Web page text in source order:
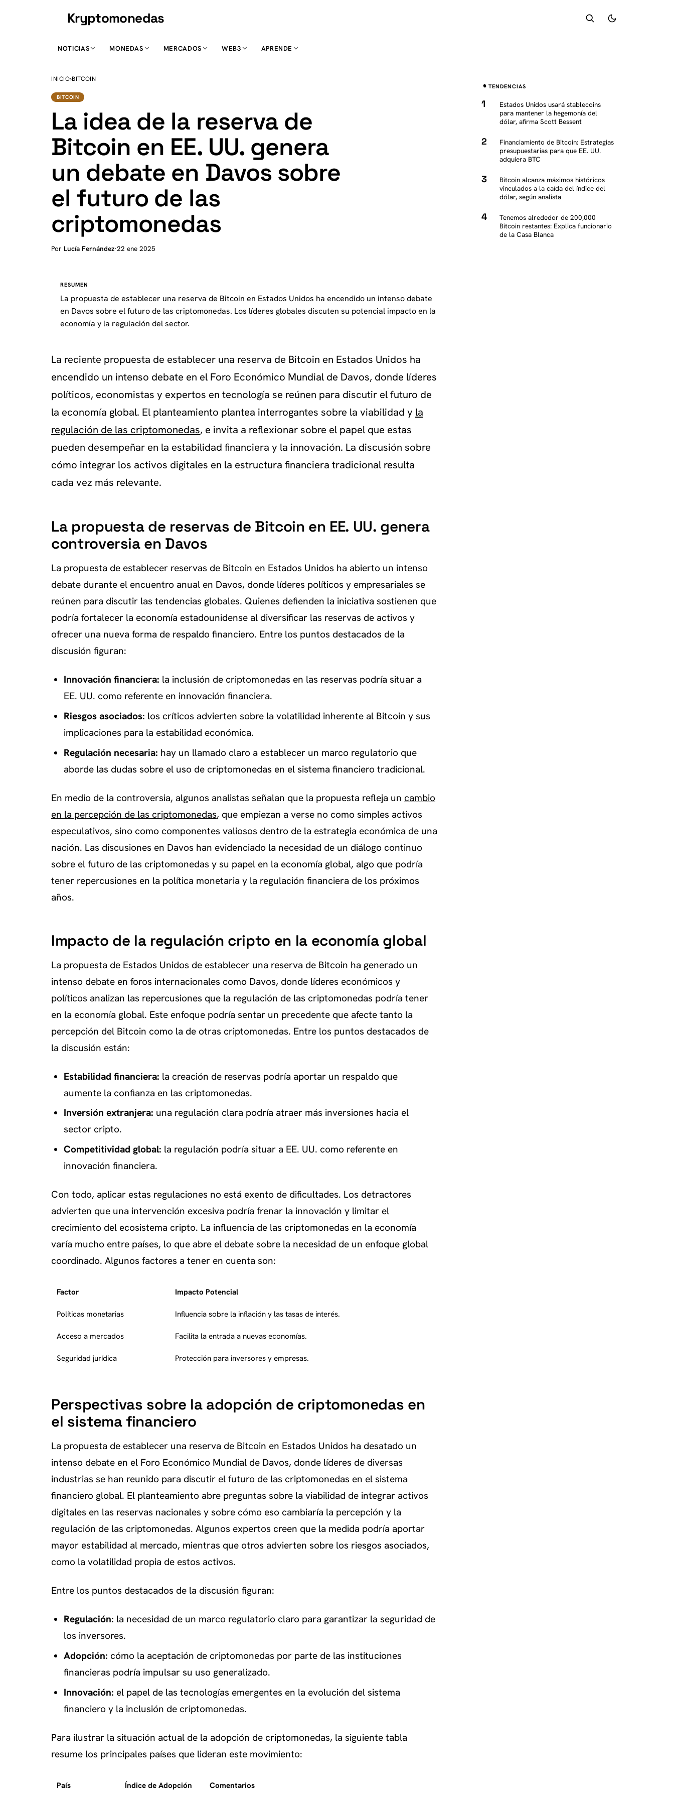
Kryptomonedas
NOTICIAS MONEDAS MERCADOS WEB3 APRENDE
INICIO›BITCOIN
BITCOIN
La idea de la reserva de
Bitcoin en EE. UU. genera
un debate en Davos sobre
el futuro de las
criptomonedas
Por Lucía Fernández·22 ene 2025
RESUMEN
La propuesta de establecer una reserva de Bitcoin en Estados Unidos ha encendido un intenso debate
en Davos sobre el futuro de las criptomonedas. Los líderes globales discuten su potencial impacto en la
economía y la regulación del sector.
La reciente propuesta de establecer una reserva de Bitcoin en Estados Unidos ha
encendido un intenso debate en el Foro Económico Mundial de Davos, donde líderes
políticos, economistas y expertos en tecnología se reúnen para discutir el futuro de
la economía global. El planteamiento plantea interrogantes sobre la viabilidad y la
regulación de las criptomonedas, e invita a reflexionar sobre el papel que estas
pueden desempeñar en la estabilidad financiera y la innovación. La discusión sobre
cómo integrar los activos digitales en la estructura financiera tradicional resulta
cada vez más relevante.
La propuesta de reservas de Bitcoin en EE. UU. genera
controversia en Davos
La propuesta de establecer reservas de Bitcoin en Estados Unidos ha abierto un intenso
debate durante el encuentro anual en Davos, donde líderes políticos y empresariales se
reúnen para discutir las tendencias globales. Quienes defienden la iniciativa sostienen que
podría fortalecer la economía estadounidense al diversificar las reservas de activos y
ofrecer una nueva forma de respaldo financiero. Entre los puntos destacados de la
discusión figuran:
Innovación financiera: la inclusión de criptomonedas en las reservas podría situar a
EE. UU. como referente en innovación financiera.
Riesgos asociados: los críticos advierten sobre la volatilidad inherente al Bitcoin y sus
implicaciones para la estabilidad económica.
Regulación necesaria: hay un llamado claro a establecer un marco regulatorio que
aborde las dudas sobre el uso de criptomonedas en el sistema financiero tradicional.
En medio de la controversia, algunos analistas señalan que la propuesta refleja un cambio
en la percepción de las criptomonedas, que empiezan a verse no como simples activos
especulativos, sino como componentes valiosos dentro de la estrategia económica de una
nación. Las discusiones en Davos han evidenciado la necesidad de un diálogo continuo
sobre el futuro de las criptomonedas y su papel en la economía global, algo que podría
tener repercusiones en la política monetaria y la regulación financiera de los próximos
años.
Impacto de la regulación cripto en la economía global
La propuesta de Estados Unidos de establecer una reserva de Bitcoin ha generado un
intenso debate en foros internacionales como Davos, donde líderes económicos y
políticos analizan las repercusiones que la regulación de las criptomonedas podría tener
en la economía global. Este enfoque podría sentar un precedente que afecte tanto la
percepción del Bitcoin como la de otras criptomonedas. Entre los puntos destacados de
la discusión están:
Estabilidad financiera: la creación de reservas podría aportar un respaldo que
aumente la confianza en las criptomonedas.
Inversión extranjera: una regulación clara podría atraer más inversiones hacia el
sector cripto.
Competitividad global: la regulación podría situar a EE. UU. como referente en
innovación financiera.
Con todo, aplicar estas regulaciones no está exento de dificultades. Los detractores
advierten que una intervención excesiva podría frenar la innovación y limitar el
crecimiento del ecosistema cripto. La influencia de las criptomonedas en la economía
varía mucho entre países, lo que abre el debate sobre la necesidad de un enfoque global
coordinado. Algunos factores a tener en cuenta son:
Factor Impacto Potencial
Políticas monetarias Influencia sobre la inflación y las tasas de interés.
Acceso a mercados Facilita la entrada a nuevas economías.
Seguridad jurídica Protección para inversores y empresas.
Perspectivas sobre la adopción de criptomonedas en
el sistema financiero
La propuesta de establecer una reserva de Bitcoin en Estados Unidos ha desatado un
intenso debate en el Foro Económico Mundial de Davos, donde líderes de diversas
industrias se han reunido para discutir el futuro de las criptomonedas en el sistema
financiero global. El planteamiento abre preguntas sobre la viabilidad de integrar activos
digitales en las reservas nacionales y sobre cómo eso cambiaría la percepción y la
regulación de las criptomonedas. Algunos expertos creen que la medida podría aportar
mayor estabilidad al mercado, mientras que otros advierten sobre los riesgos asociados,
como la volatilidad propia de estos activos.
Entre los puntos destacados de la discusión figuran:
Regulación: la necesidad de un marco regulatorio claro para garantizar la seguridad de
los inversores.
Adopción: cómo la aceptación de criptomonedas por parte de las instituciones
financieras podría impulsar su uso generalizado.
Innovación: el papel de las tecnologías emergentes en la evolución del sistema
financiero y la inclusión de criptomonedas.
Para ilustrar la situación actual de la adopción de criptomonedas, la siguiente tabla
resume los principales países que lideran este movimiento:
País Índice de Adopción Comentarios
TENDENCIAS
Estados Unidos usará stablecoins
para mantener la hegemonía del
dólar, afirma Scott Bessent
Financiamiento de Bitcoin: Estrategias
presupuestarias para que EE. UU.
adquiera BTC
Bitcoin alcanza máximos históricos
vinculados a la caída del índice del
dólar, según analista
Tenemos alrededor de 200,000
Bitcoin restantes: Explica funcionario
de la Casa Blanca